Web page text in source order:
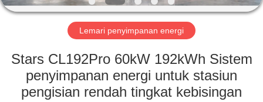
TENTANG
TUR
PABRIK
Lemari penyimpanan energi
Stars CL192Pro 60kW 192kWh Sistem
penyimpanan energi untuk stasiun
pengisian rendah tingkat kebisingan